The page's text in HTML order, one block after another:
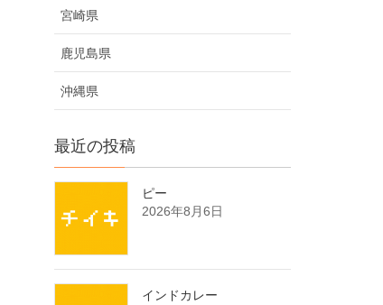
宮崎県
鹿児島県
沖縄県
最近の投稿
ピー
2026年8月6日
インドカレー